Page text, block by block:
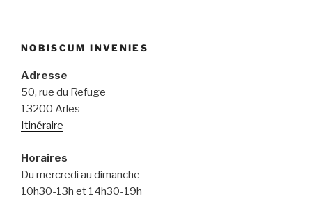
NOBISCUM INVENIES
Adresse
50, rue du Refuge
13200 Arles
Itinéraire
Horaires
Du mercredi au dimanche
10h30-13h et 14h30-19h